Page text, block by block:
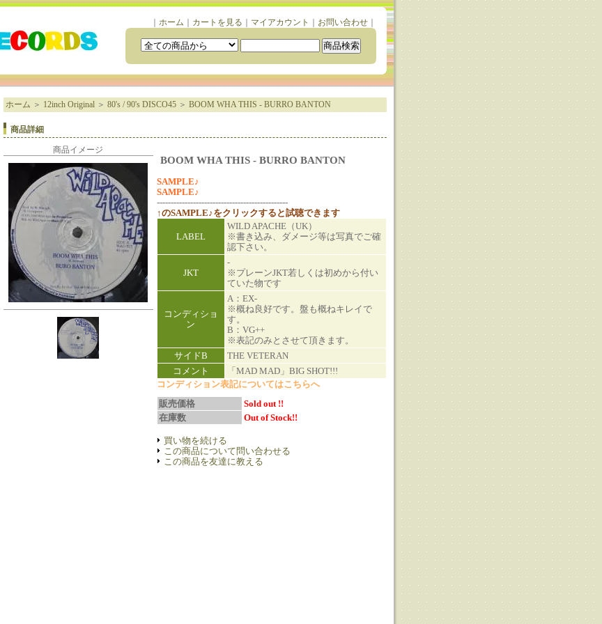
ホーム カートを見る マイアカウント お問い合わせ｜
ホーム ＞ 12inch Original＞ 80's / 90's DISCO45＞ BOOM WHA THIS - BURRO BANTON
商品詳細
商品イメージ
BOOM WHA THIS - BURRO BANTON
SAMPLE♪
SAMPLE♪
-----------------------------------------------
↑のSAMPLE♪をクリックすると試聴できます
LABEL
WILD APACHE（UK）
※書き込み、ダメージ等は写真でご確
認下さい。
JKT
-
※プレーンJKT若しくは初めから付い
ていた物です
コンディショ
ン
A：EX-
※概ね良好です。盤も概ねキレイで
す。
B：VG++
※表記のみとさせて頂きます。
サイドB
THE VETERAN
コメント
「MAD MAD」BIG SHOT!!!
コンディション表記についてはこちらへ
販売価格
Sold out !!
在庫数
Out of Stock!!
買い物を続ける
この商品について問い合わせる
この商品を友達に教える